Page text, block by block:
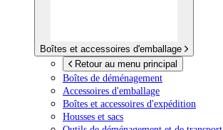
Boîtes et accessoires d'emballage
Retour au menu principal
Boîtes de déménagement
Accessoires d'emballage
Boîtes et accessoires d'expédition
Housses et sacs